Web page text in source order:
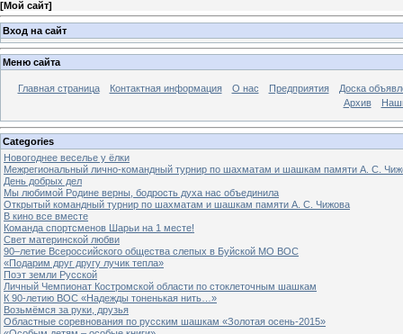
[Мой сайт]
Вход на сайт
Меню сайта
Главная страница Контактная информация О нас Предприятия
Доска
Архив
Categories
Новогоднее веселье у ёлки
Межрегиональный лично-командный турнир по шахматам и шашкам памяти А. С.
День добрых дел
Мы любимой Родине верны, бодрость духа нас объединила
Открытый командный турнир по шахматам и шашкам памяти А. С. Чижова
В кино все вместе
Команда спортсменов Шарьи на 1 месте!
Свет материнской любви
90–летие Всероссийского общества слепых в Буйской МО ВОС
«Подарим друг другу лучик тепла»
Поэт земли Русской
Личный Чемпионат Костромской области по стоклеточным шашкам
К 90-летию ВОС «Надежды тоненькая нить…»
Возьмёмся за руки, друзья
Областные соревнования по русским шашкам «Золотая осень-2015»